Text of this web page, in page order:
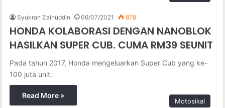
Syukran Zainuddin 06/07/2021 878
HONDA KOLABORASI DENGAN NANOBLOK
HASILKAN SUPER CUB. CUMA RM39 SEUNIT
Pada tahun 2017, Honda mengeluarkan Super Cub yang ke-
100 juta unit.
Read More »
Motosikal